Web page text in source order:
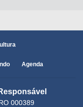
Agenda
000389